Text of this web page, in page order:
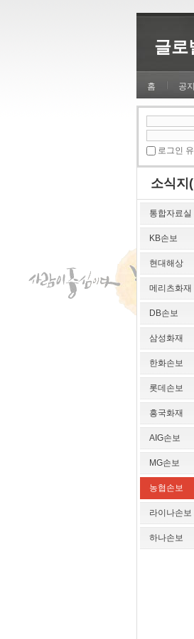
글로
홈 공
로그인 유
소식지
통합자료실
KB손보
현대해상
메리츠화재
DB손보
삼성화재
한화손보
롯데손보
흥국화재
AIG손보
MG손보
농협손보
라이나손보
하나손보
Sketchbook5, 스
Sketchbook5, 스
Sketchbook5, 스
Sketchbook5, 스